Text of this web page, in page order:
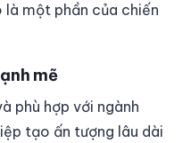
một phần của chiến
mẽ
phù hợp với ngành
tạo ấn tượng lâu dài